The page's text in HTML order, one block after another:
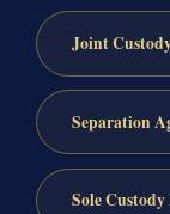
Joint
Separation
Sole